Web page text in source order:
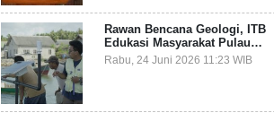
Rawan Bencana Geologi, ITB
Edukasi Masyarakat Pulau
Terluar Kepulauan Selayar
Terkait Mitigasi Berbasis
Rabu, 24 Juni 2026 11:23 WIB